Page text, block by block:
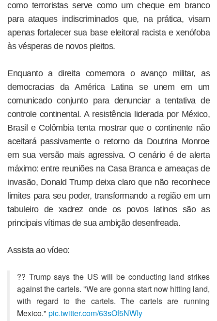
como terroristas serve como um cheque em branco
para ataques indiscriminados que, na prática, visam
apenas fortalecer sua base eleitoral racista e xenófoba
às vésperas de novos pleitos.
Enquanto a direita comemora o avanço militar, as
democracias da América Latina se unem em um
comunicado conjunto para denunciar a tentativa de
controle continental. A resistência liderada por México,
Brasil e Colômbia tenta mostrar que o continente não
aceitará passivamente o retorno da Doutrina Monroe
em sua versão mais agressiva. O cenário é de alerta
máximo: entre reuniões na Casa Branca e ameaças de
invasão, Donald Trump deixa claro que não reconhece
limites para seu poder, transformando a região em um
tabuleiro de xadrez onde os povos latinos são as
principais vítimas de sua ambição desenfreada.
Assista ao vídeo:
?? Trump says the US will be conducting land strikes
against the cartels. "We are gonna start now hitting land,
with regard to the cartels. The cartels are running
Mexico." pic.twitter.com/63sOf5NWIy